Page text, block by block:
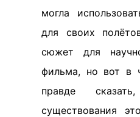
могла
для своих
сюжет для
фильма, но вот в
правде сказать,
существования